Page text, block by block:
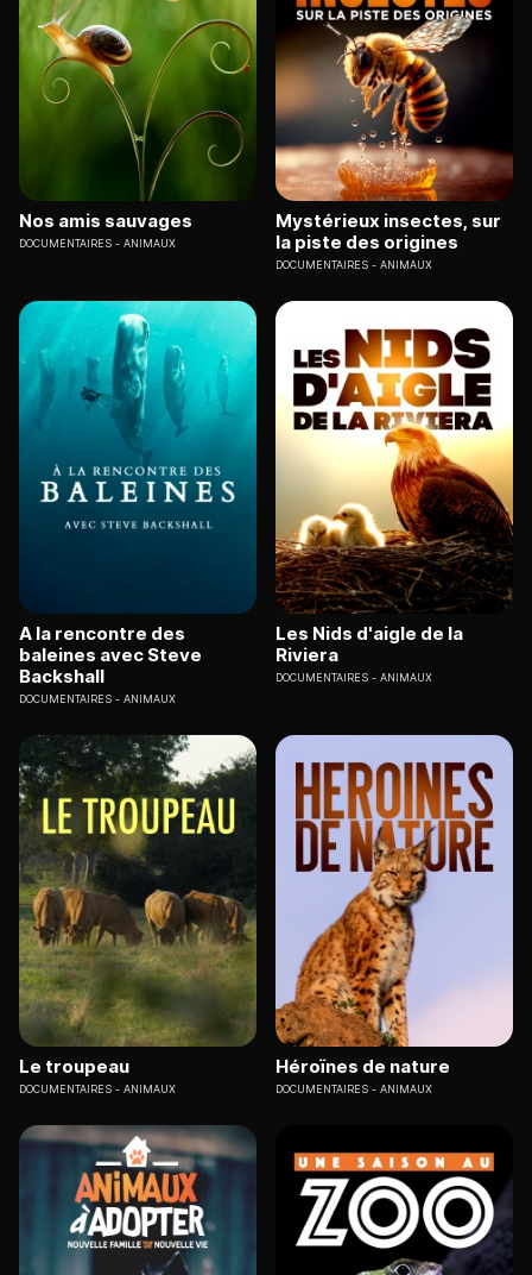
Nos amis sauvages
DOCUMENTAIRES ANIMAUX
Mystérieux insectes, sur
la piste des origines
DOCUMENTAIRES ANIMAUX
A la rencontre des
baleines avec Steve
Backshall
DOCUMENTAIRES ANIMAUX
Les Nids d'aigle de la
Riviera
DOCUMENTAIRES ANIMAUX
Le troupeau
DOCUMENTAIRES ANIMAUX
Héroïnes de nature
DOCUMENTAIRES ANIMAUX